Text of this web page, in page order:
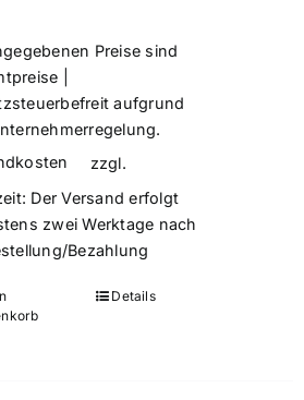
Preise sind
|
aufgrund
zzgl.
Der Versand erfolgt
zwei Werktage nach
Bezahlung
Details